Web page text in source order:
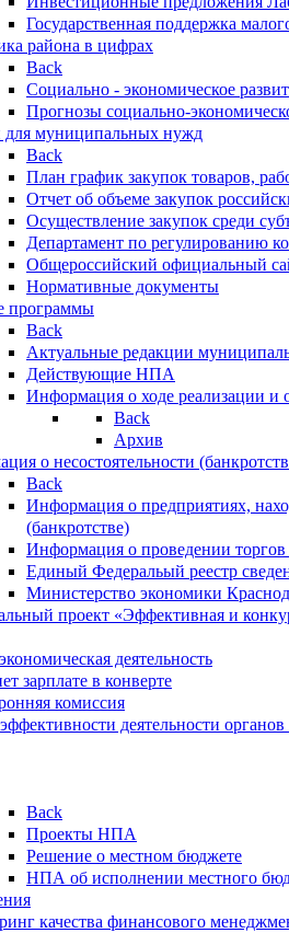
Государственная поддержка
района в цифрах
Back
Социально - экономическое
Прогнозы социально-
для муниципальных нужд
Back
План график закупок товаров,
Отчет об объеме закупок
Осуществление закупок среди
Департамент по регулированию
Общероссийский официальный
Нормативные документы
программы
Back
Актуальные редакции
Действующие НПА
Информация о ходе реализации
Back
Архив
о несостоятельности
Back
Информация о предприятиях,
(банкротстве)
Информация о проведении
Единый Федеральый реестр
Министерство экономики
проект «Эффективная и
деятельность
зарплате в конверте
комиссия
деятельности
Back
Проекты НПА
Решение о местном бюджете
НПА об исполнении местного
качества финансового